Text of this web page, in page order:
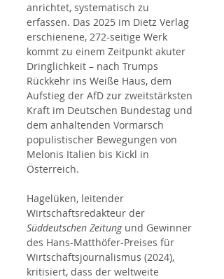
anrichtet, systematisch zu
erfassen. Das 2025 im Dietz Verlag
erschienene, 272-seitige Werk
kommt zu einem Zeitpunkt akuter
Dringlichkeit – nach Trumps
Rückkehr ins Weiße Haus, dem
Aufstieg der AfD zur zweitstärksten
Kraft im Deutschen Bundestag und
dem anhaltenden Vormarsch
populistischer Bewegungen von
Melonis Italien bis Kickl in
Österreich.
Hagelüken, leitender
Wirtschaftsredakteur der
Süddeutschen Zeitung und Gewinner
des Hans-Matthöfer-Preises für
Wirtschaftsjournalismus (2024),
kritisiert, dass der weltweite